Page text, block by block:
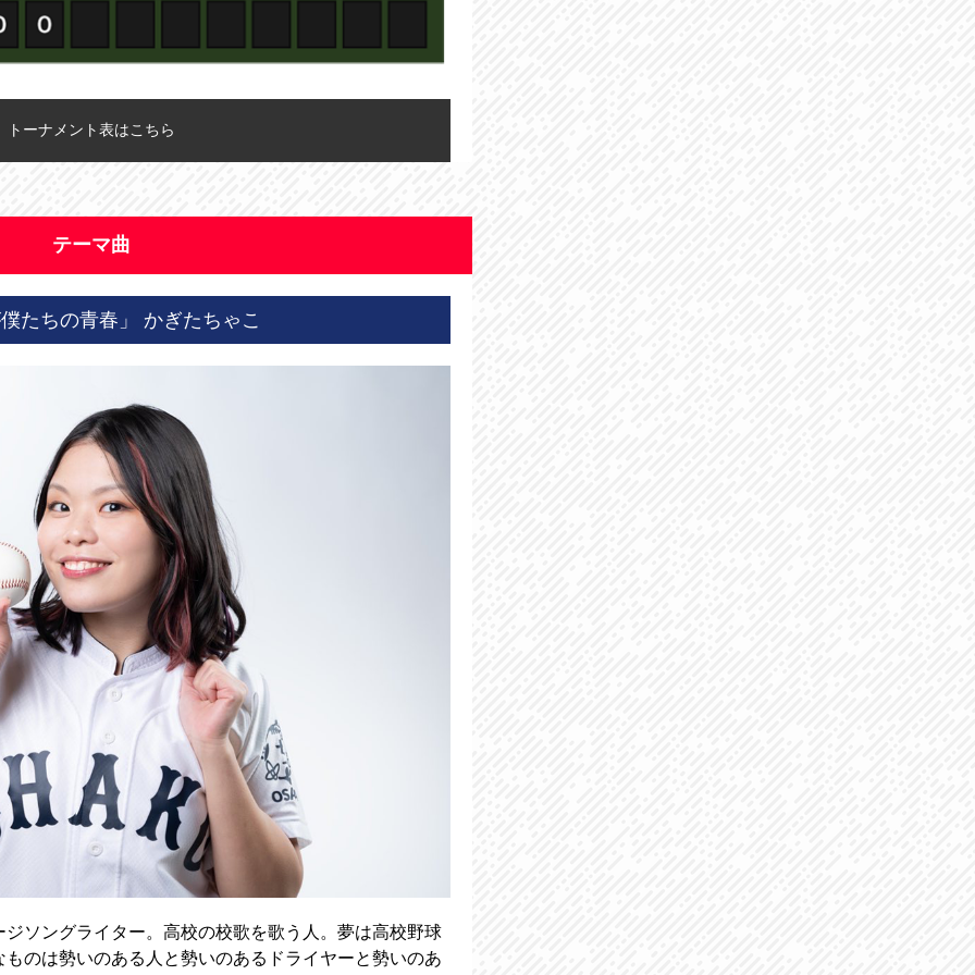
トーナメント表はこちら
テーマ曲
たちの青春」 かぎたちゃこ
ソングライター。高校の校歌を歌う人。夢は高校野球
のは勢いのある人と勢いのあるドライヤーと勢いのあ